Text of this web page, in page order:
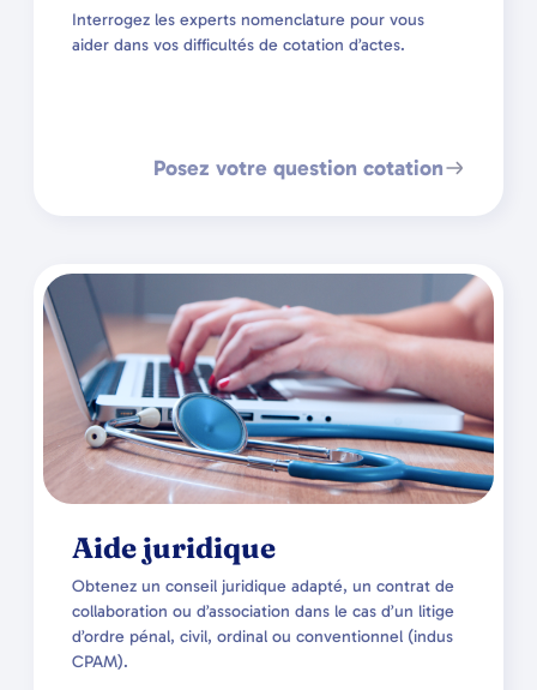
Interrogez les experts nomenclature pour vous
aider dans vos difficultés de cotation d’actes.
Posez votre question cotation
Aide juridique
Obtenez un conseil juridique adapté, un contrat de
collaboration ou d’association dans le cas d’un litige
d’ordre pénal, civil, ordinal ou conventionnel (indus
CPAM).